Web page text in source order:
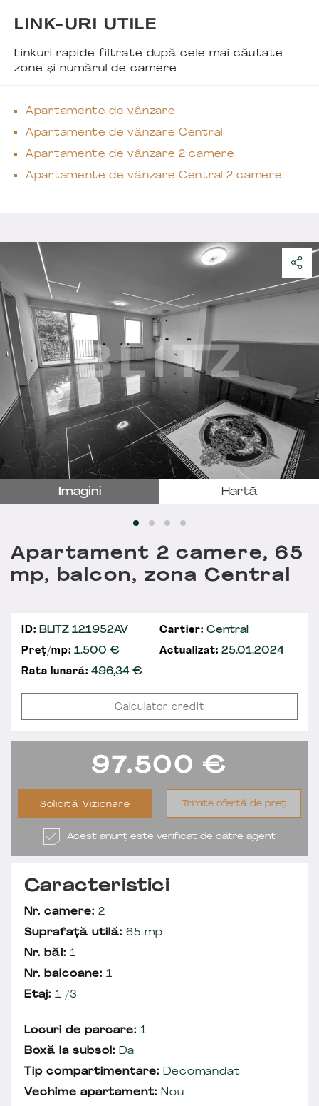
LINK-URI UTILE
Linkuri rapide filtrate după cele mai căutate
zone și numărul de camere
Apartamente de vânzare
Apartamente de vânzare Central
Apartamente de vânzare 2 camere
Apartamente de vânzare Central 2 camere
Imagini Hartă
Apartament 2 camere, 65
mp, balcon, zona Central
ID: BLITZ 121952AV Cartier: Central
Preț/mp: 1.500 € Actualizat: 25.01.2024
Rata lunară: 496,34 €
Calculator credit
97.500 €
Solicită Vizionare Trimite ofertă de preț
Acest anunț este verificat de către agent
Caracteristici
Nr. camere: 2
Suprafață utilă: 65 mp
Nr. băi: 1
Nr. balcoane: 1
Etaj: 1 /3
Locuri de parcare: 1
Boxă la subsol: Da
Tip compartimentare: Decomandat
Vechime apartament: Nou